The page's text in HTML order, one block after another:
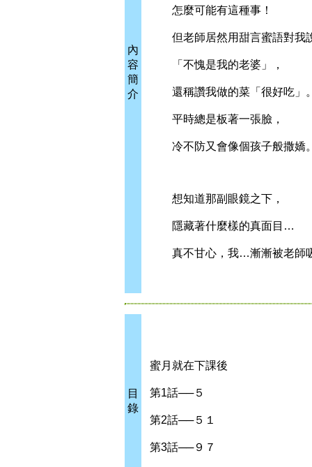
內
容
簡
介
怎麼可能有這種事！
但老師居然用甜言蜜語對我
「不愧是我的老婆」，
還稱讚我做的菜「很好吃」
平時總是板著一張臉，
冷不防又會像個孩子般撒嬌
想知道那副眼鏡之下，
隱藏著什麼樣的真面目…
真不甘心，我…漸漸被老師
目
錄
蜜月就在下課後
第1話──５
第2話──５１
第3話──９７